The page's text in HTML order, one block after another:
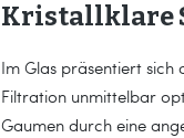
Kristallklare
Im Glas präsentiert
Filtration unmittelbar
Gaumen durch eine